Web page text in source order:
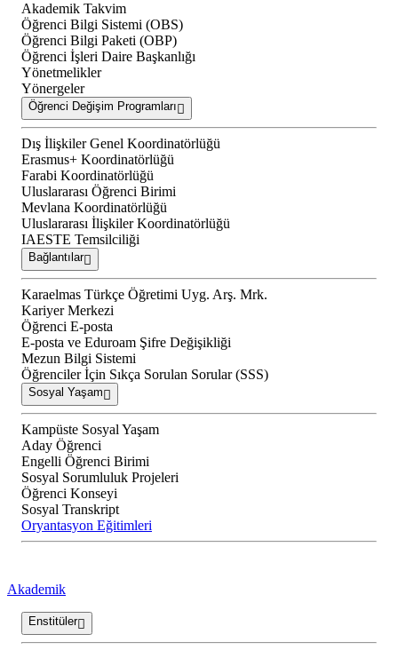
Akademik Takvim
Öğrenci Bilgi Sistemi (OBS)
Öğrenci Bilgi Paketi (OBP)
Öğrenci İşleri Daire Başkanlığı
Yönetmelikler
Yönergeler
Öğrenci Değişim Programları
Dış İlişkiler Genel Koordinatörlüğü
Erasmus+ Koordinatörlüğü
Farabi Koordinatörlüğü
Uluslararası Öğrenci Birimi
Mevlana Koordinatörlüğü
Uluslararası İlişkiler Koordinatörlüğü
IAESTE Temsilciliği
Bağlantılar
Karaelmas Türkçe Öğretimi Uyg. Arş. Mrk.
Kariyer Merkezi
Öğrenci E-posta
E-posta ve Eduroam Şifre Değişikliği
Mezun Bilgi Sistemi
Öğrenciler İçin Sıkça Sorulan Sorular (SSS)
Sosyal Yaşam
Kampüste Sosyal Yaşam
Aday Öğrenci
Engelli Öğrenci Birimi
Sosyal Sorumluluk Projeleri
Öğrenci Konseyi
Sosyal Transkript
Oryantasyon Eğitimleri
Akademik
Enstitüler